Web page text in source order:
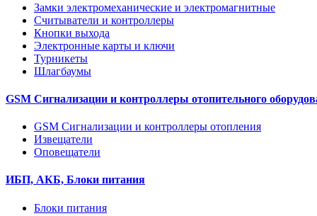
Замки электромеханические и электромагнитные
Считыватели и контроллеры
Кнопки выхода
Электронные карты и ключи
Турникеты
Шлагбаумы
GSM Сигнализации и контроллеры отопительного
GSM Сигнализации и контроллеры отопления
Извещатели
Оповещатели
ИБП, АКБ, Блоки питания
Блоки питания